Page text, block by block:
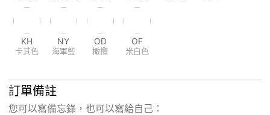
KH
卡其色
NY
海軍藍
OD
橄欖
OF
米白色
訂單備註
您可以寫備忘錄，也可以寫給自己：